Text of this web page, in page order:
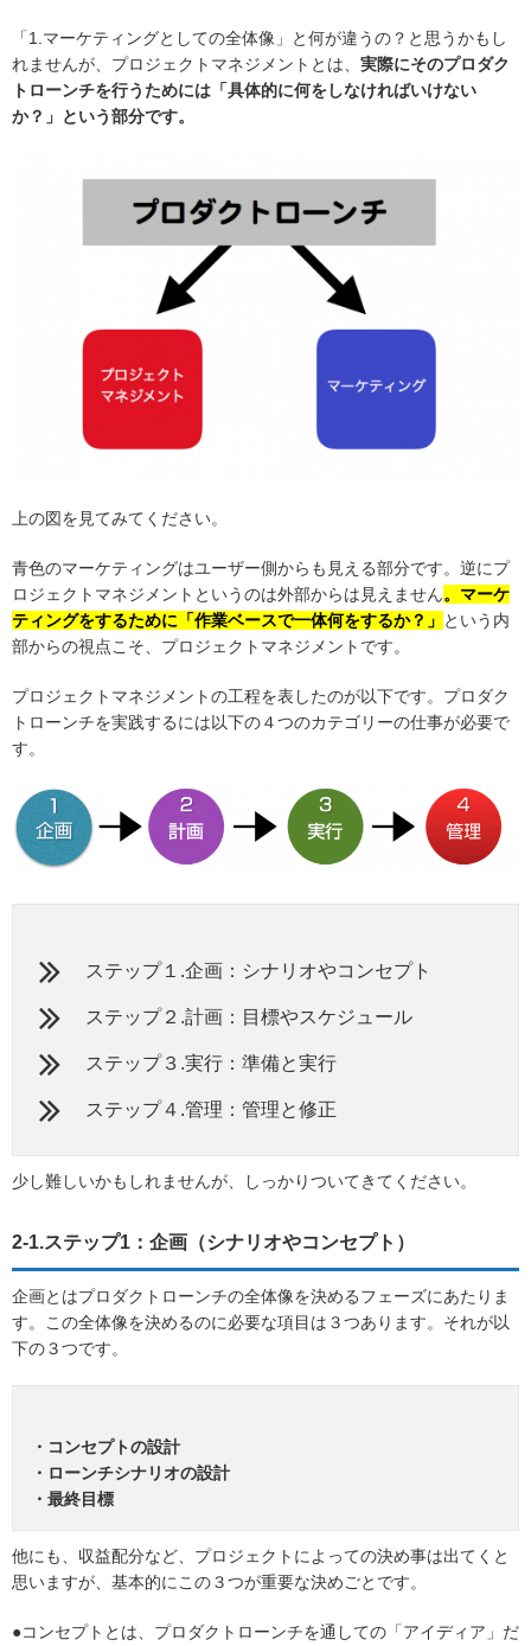
「1.マーケティングとしての全体像」と何が違うの？と思うかもし
れませんが、プロジェクトマネジメントとは、 実際にそのプロダク
トローンチを行うためには「具体的に何をしなければいけない
か？」という部分です。
上の図を見てみてください。
青色のマーケティングはユーザー側からも見える部分です。逆にプ
ロジェクトマネジメントというのは外部からは見えません。マーケ
ティングをするために「作業ベースで一体何をするか？」 という内
部からの視点こそ、プロジェクトマネジメントです。
プロジェクトマネジメントの工程を表したのが以下です。プロダク
トローンチを実践するには以下の４つのカテゴリーの仕事が必要で
す。
ステップ１.企画：シナリオやコンセプト
ステップ２.計画：目標やスケジュール
ステップ３.実行：準備と実行
ステップ４.管理：管理と修正
少し難しいかもしれませんが、しっかりついてきてください。
2-1.ステップ1：企画（シナリオやコンセプト）
企画とはプロダクトローンチの全体像を決めるフェーズにあたりま
す。この全体像を決めるのに必要な項目は３つあります。それが以
下の３つです。
・コンセプトの設計
・ローンチシナリオの設計
・最終目標
他にも、収益配分など、プロジェクトによっての決め事は出てくと
思いますが、基本的にこの３つが重要な決めごとです。
●コンセプトとは、プロダクトローンチを通しての「アイディア」だ